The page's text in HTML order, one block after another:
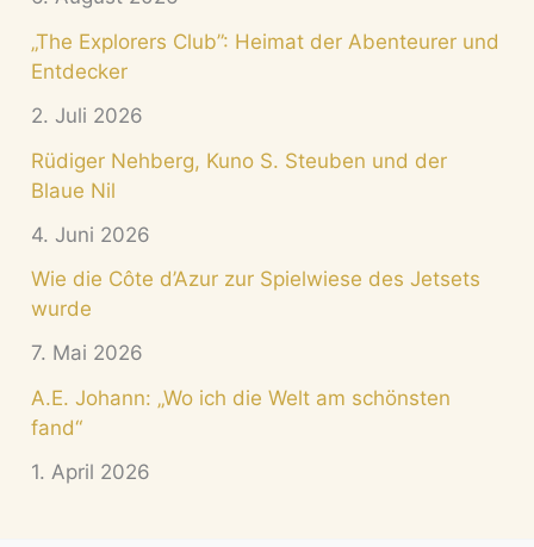
„The Explorers Club”: Heimat der Abenteurer und
Entdecker
2. Juli 2026
Rüdiger Nehberg, Kuno S. Steuben und der
Blaue Nil
4. Juni 2026
Wie die Côte d’Azur zur Spielwiese des Jetsets
wurde
7. Mai 2026
A.E. Johann: „Wo ich die Welt am schönsten
fand“
1. April 2026